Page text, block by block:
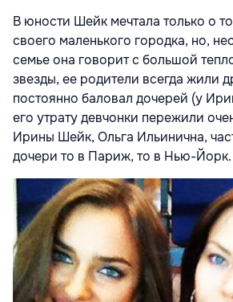
В юности Шейк мечтала только о
своего маленького городка, но,
семье она говорит с большой
звезды, ее родители всегда жили
постоянно баловал дочерей (у
его утрату девчонки пережили
Ирины Шейк, Ольга Ильинична,
дочери то в Париж, то в Нью-Йорк.